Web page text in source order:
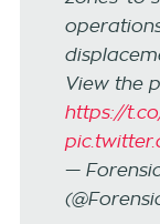
View the
https://
—